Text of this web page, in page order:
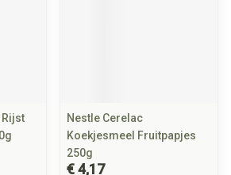
Rijst
Nestle Cerelac
Koekjesmeel Fruitpapjes
250g
€ 4,17